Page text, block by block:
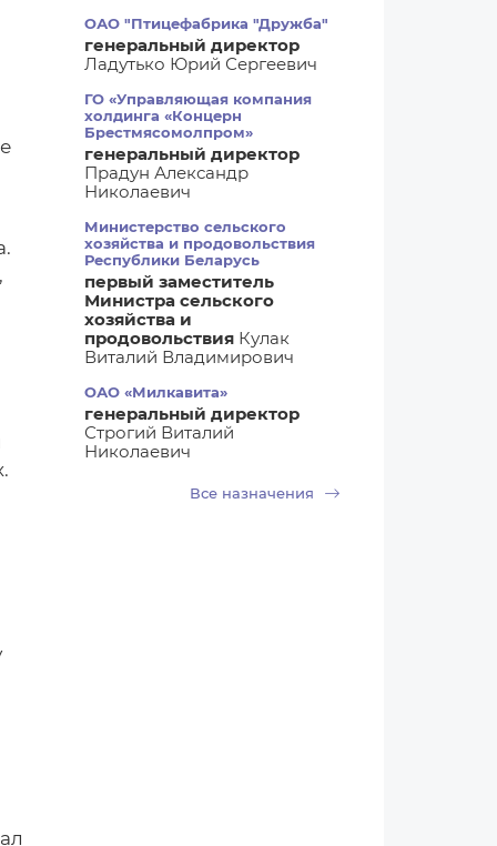
ОАО "Птицефабрика "Дружба"
генеральный директор
Ладутько Юрий Сергеевич
ГО «Управляющая компания
холдинга «Концерн
Брестмясомолпром»
генеральный директор
Прадун Александр
Николаевич
Министерство сельского
хозяйства и продовольствия
Республики Беларусь
первый заместитель
Министра сельского
хозяйства и
продовольствия Кулак
Виталий Владимирович
ОАО «Милкавита»
генеральный директор
Строгий Виталий
Николаевич
Все назначения